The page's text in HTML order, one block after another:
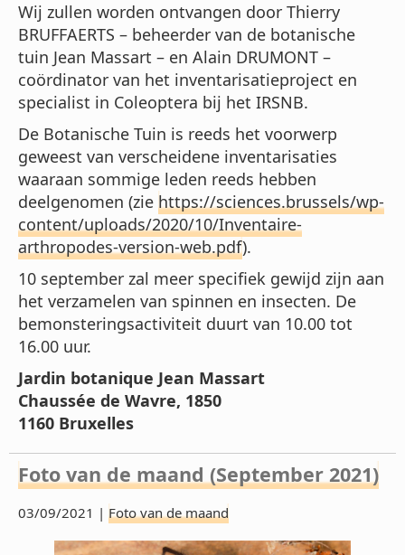
Wij zullen worden ontvangen door Thierry
BRUFFAERTS – beheerder van de botanische
tuin Jean Massart – en Alain DRUMONT –
coördinator van het inventarisatieproject en
specialist in Coleoptera bij het IRSNB.
De Botanische Tuin is reeds het voorwerp
geweest van verscheidene inventarisaties
waaraan sommige leden reeds hebben
deelgenomen (zie https://sciences.brussels/wp-
content/uploads/2020/10/Inventaire-
arthropodes-version-web.pdf).
10 september zal meer specifiek gewijd zijn aan
het verzamelen van spinnen en insecten. De
bemonsteringsactiviteit duurt van 10.00 tot
16.00 uur.
Jardin botanique Jean Massart
Chaussée de Wavre, 1850
1160 Bruxelles
Foto van de maand (September 2021)
03/09/2021 | Foto van de maand